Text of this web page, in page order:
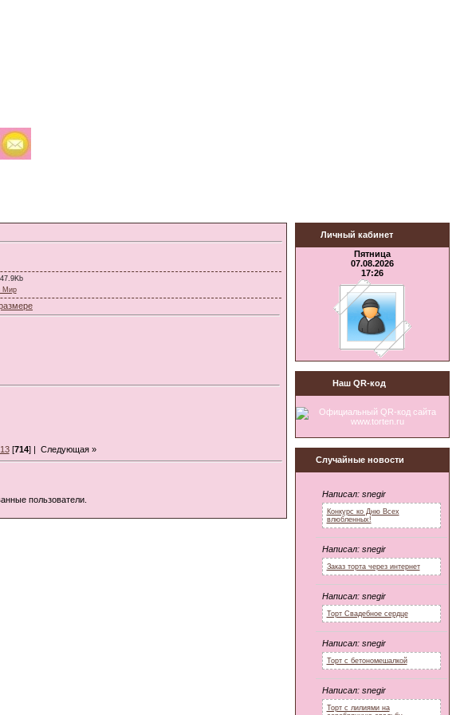
Мир
[714] | Следующая »
пользователи.
Личный кабинет
Пятница
07.08.2026
17:26
Наш QR-код
Случайные новости
Написал: snegir
Конкурс ко Дню Всех
влюбленных!
Написал: snegir
Заказ торта через интернет
Написал: snegir
Торт Свадебное сердце
Написал: snegir
Торт с бетономешалкой
Написал: snegir
Торт с лилиями на